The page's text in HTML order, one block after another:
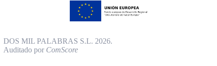
DOS MIL PALABRAS S.L. 2026.
Auditado por ComScore